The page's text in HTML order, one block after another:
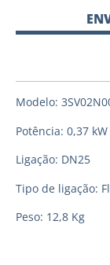
Modelo:
Potência: 0,37 kW
Ligação: DN25
Tipo de ligação:
Peso: 12,8 Kg